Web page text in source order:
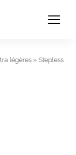
légères » Stepless